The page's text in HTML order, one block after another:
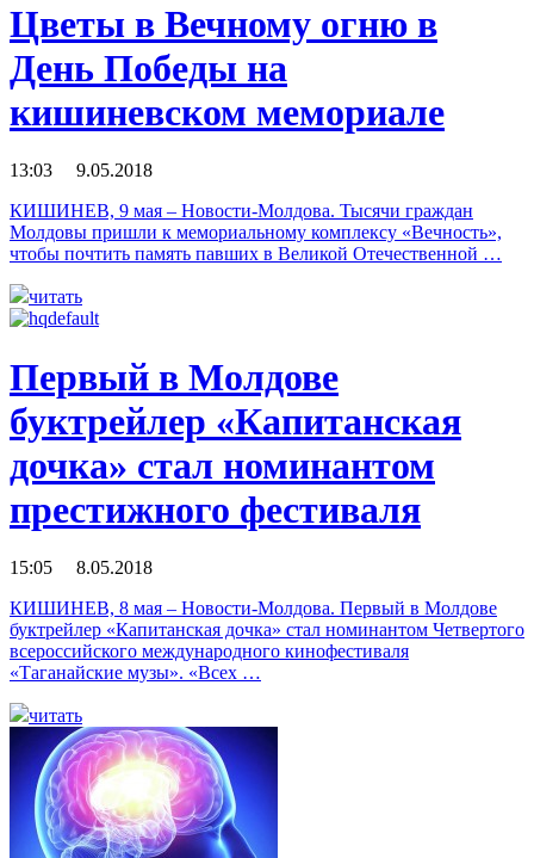
Цветы в Вечному огню в
День Победы на
кишиневском мемориале
13:03 9.05.2018
КИШИНЕВ, 9 мая – Новости-Молдова. Тысячи граждан
Молдовы пришли к мемориальному комплексу «Вечность»,
чтобы почтить память павших в Великой Отечественной …
читать
Первый в Молдове
буктрейлер «Капитанская
дочка» стал номинантом
престижного фестиваля
15:05 8.05.2018
КИШИНЕВ, 8 мая – Новости-Молдова. Первый в Молдове
буктрейлер «Капитанская дочка» стал номинантом Четвертого
всероссийского международного кинофестиваля
«Таганайские музы». «Всех …
читать